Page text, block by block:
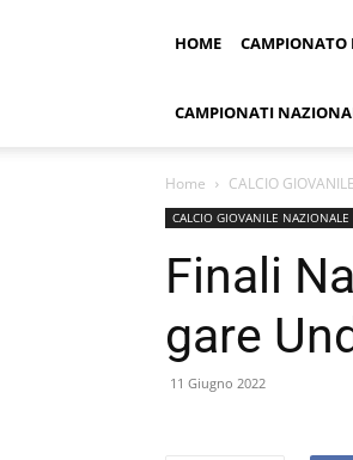
HOME CAMPIONATO
CAMPIONATI
Home CALCIO
CALCIO GIOVANILE NAZIONALE
Finali
gare
11 Giugno 2022